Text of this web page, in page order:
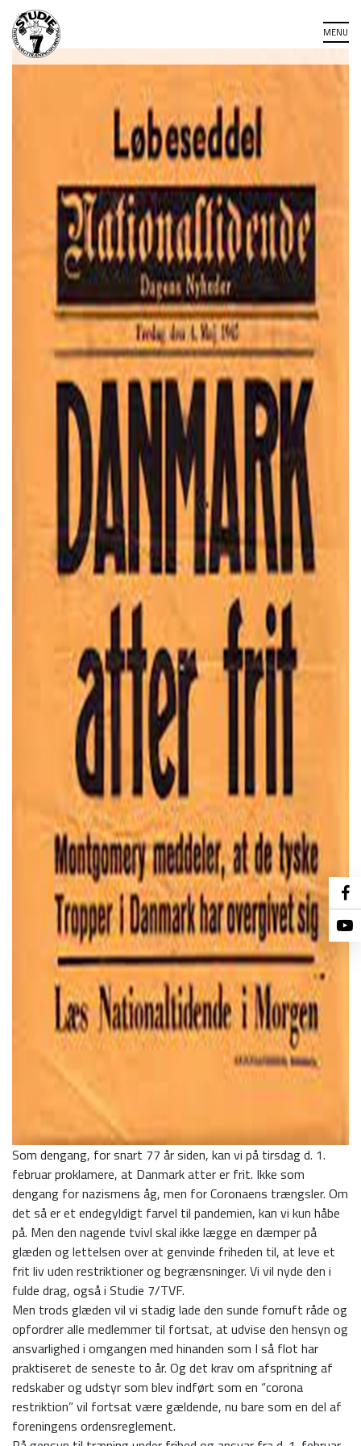
Som dengang, for snart 77 år siden, kan vi på tirsdag d. 1.
februar proklamere, at Danmark atter er frit. Ikke som
dengang for nazismens åg, men for Coronaens trængsler. Om
det så er et endegyldigt farvel til pandemien, kan vi kun håbe
på. Men den nagende tvivl skal ikke lægge en dæmper på
glæden og lettelsen over at genvinde friheden til, at leve et
frit liv uden restriktioner og begrænsninger. Vi vil nyde den i
fulde drag, også i Studie 7/TVF.
Men trods glæden vil vi stadig lade den sunde fornuft råde og
opfordrer alle medlemmer til fortsat, at udvise den hensyn og
ansvarlighed i omgangen med hinanden som I så flot har
praktiseret de seneste to år. Og det krav om afspritning af
redskaber og udstyr som blev indført som en “corona
restriktion” vil fortsat være gældende, nu bare som en del af
foreningens ordensreglement.